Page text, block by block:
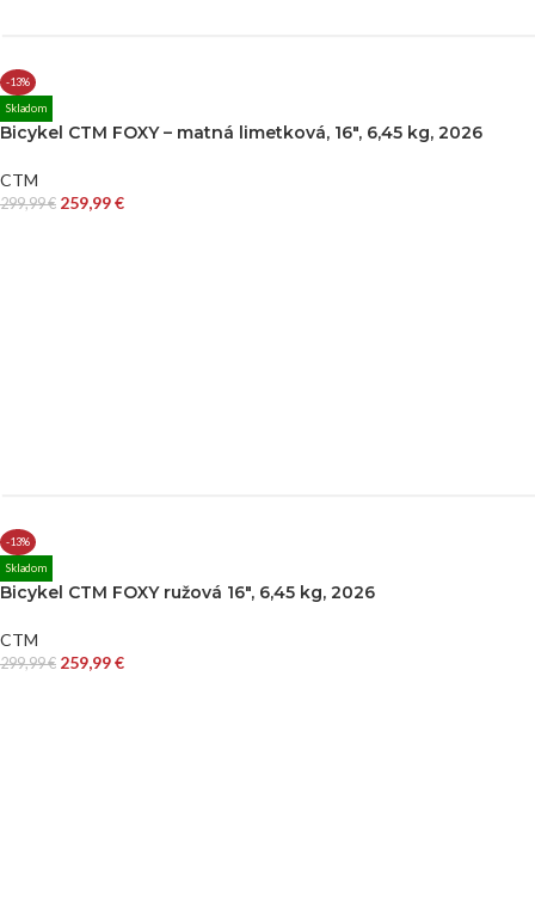
-13%
Skladom
Bicykel CTM FOXY – matná limetková, 16″, 6,45 kg, 2026
CTM
299,99€ 259,99€
-13%
Skladom
Bicykel CTM FOXY ružová 16″, 6,45 kg, 2026
CTM
299,99€ 259,99€